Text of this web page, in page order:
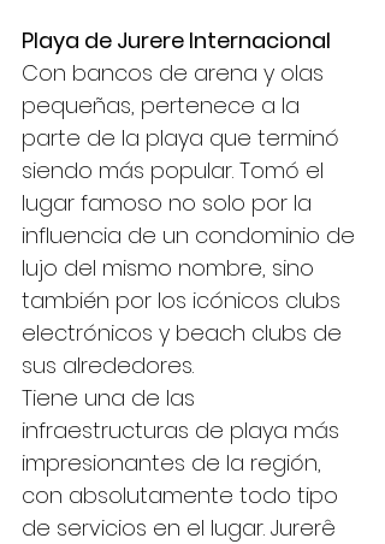
Playa de Jurere Internacional
Con bancos de arena y olas
pequeñas, pertenece a la
parte de la playa que terminó
siendo más popular. Tomó el
lugar famoso no solo por la
influencia de un condominio de
lujo del mismo nombre, sino
también por los icónicos clubs
electrónicos y beach clubs de
sus alrededores.
Tiene una de las
infraestructuras de playa más
impresionantes de la región,
con absolutamente todo tipo
de servicios en el lugar. Jurerê